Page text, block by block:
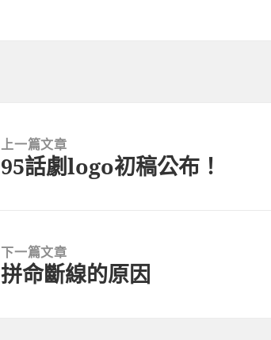
上一篇文章
上
章:
95話劇logo初稿公布！
下一篇文章
下
拼命斷線的原因